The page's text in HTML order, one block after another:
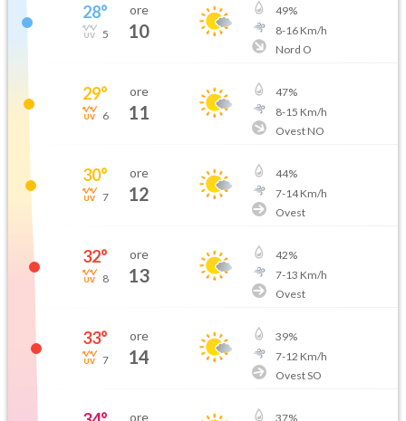
28°
5
ore
10
49%
8-16Km/h
Nord O
29°
6
ore
11
47%
8-15 Km/h
Ovest NO
30°
7
ore
12
44%
7-14Km/h
Ovest
32°
8
ore
13
42%
7-13 Km/h
Ovest
33°
7
ore
14
39%
7-12 Km/h
Ovest SO
ore 37%